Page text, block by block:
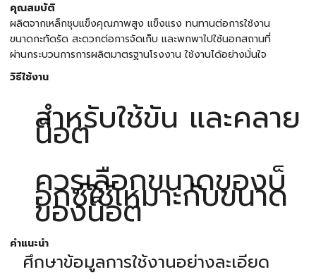
คุณสมบัติ
ผลิตจากเหล็กชุบแข็งคุณภาพสูง แข็งแรง ทนทานต่อการใช้งาน
ขนาดกะทัดรัด สะดวกต่อการจัดเก็บ และพกพาไปใช้นอกสถานที่
ผ่านกระบวนการการผลิตมาตรฐานโรงงาน ใช้งานได้อย่างมั่นใจ
วิธีใช้งาน
สำหรับใช้ขัน และคลาย
น็อต
ควรเลือกขนาดของบ็
อกซ์ใช้เหมาะกับขนาด
ของน็อต
คำแนะนำ
ศึกษาข้อมูลการใช้งานอย่างละเอียด